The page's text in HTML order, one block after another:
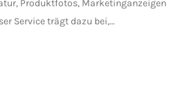
Produktfotos, Marketinganzeigen
Service trägt dazu bei,…